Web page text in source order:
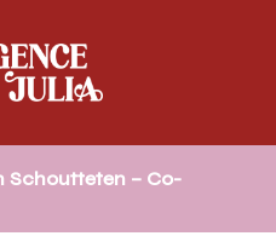
Schoutteten – Co-